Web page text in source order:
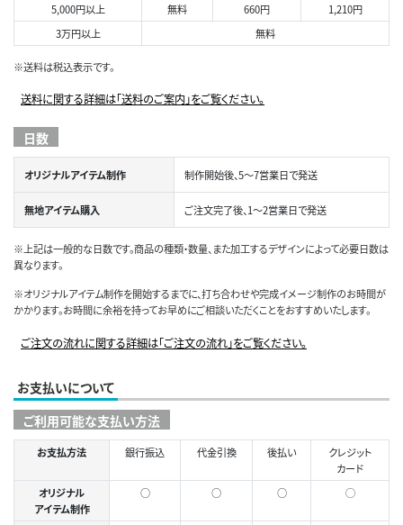
5,000円以上
無料 660円
1,210円
3万円以上
無料
※送料は税込表示です。
送料に関する詳細は「送料のご案内」をご覧ください。
日数
オリジナルアイテム制作 制作開始後、5～7営業日で発送
無地アイテム購入 ご注文完了後、1～2営業日で発送
※上記は一般的な日数です。商品の種類・数量、また加工するデザインによって必要日数は
異なります。
※オリジナルアイテム制作を開始するまでに、打ち合わせや完成イメージ制作のお時間が
かかります。お時間に余裕を持ってお早めにご相談いただくことをおすすめいたします。
ご注文の流れに関する詳細は「ご注文の流れ」をご覧ください。
お支払いについて
ご利用可能な支払い方法
お支払方法 銀行振込 代金引換 後払い
クレジット
カード
オリジナル
アイテム制作
○ ○ ○ ◯